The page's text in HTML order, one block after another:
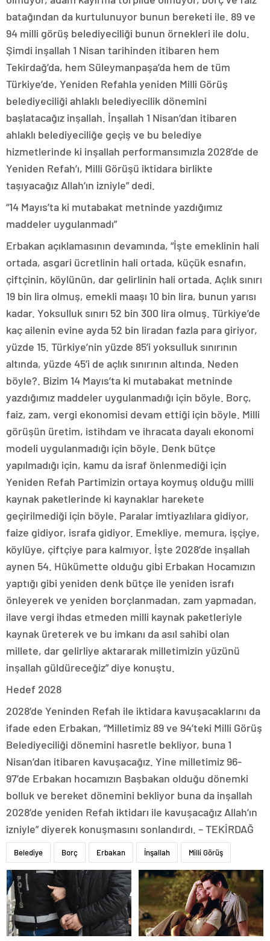
batağından da kurtulunuyor bunun bereketi ile. 89 ve
94 milli görüş belediyeciliği bunun örnekleri ile dolu.
Şimdi inşallah 1 Nisan tarihinden itibaren hem
Tekirdağ’da, hem Süleymanpaşa’da hem de tüm
Türkiye’de, Yeniden Refahla yeniden Milli Görüş
belediyeciliği ahlaklı belediyecilik dönemini
başlatacağız inşallah. İnşallah 1 Nisan’dan itibaren
ahlaklı belediyeciliğe geçiş ve bu belediye
hizmetlerinde ki inşallah performansımızla 2028’de de
Yeniden Refah’ı, Milli Görüşü iktidara birlikte
taşıyacağız Allah’ın izniyle” dedi.
“14 Mayıs’ta ki mutabakat metninde yazdığımız
maddeler uygulanmadı”
Erbakan açıklamasının devamında, “İşte emeklinin hali
ortada, asgari ücretlinin hali ortada, küçük esnafın,
çiftçinin, köylünün, dar gelirlinin hali ortada. Açlık sınırı
19 bin lira olmuş, emekli maaşı 10 bin lira, bunun yarısı
kadar. Yoksulluk sınırı 52 bin 300 lira olmuş. Türkiye’de
kaç ailenin evine ayda 52 bin liradan fazla para giriyor,
yüzde 15. Türkiye’nin yüzde 85’i yoksulluk sınırının
altında, yüzde 45’i de açlık sınırının altında. Neden
böyle?. Bizim 14 Mayıs’ta ki mutabakat metninde
yazdığımız maddeler uygulanmadığı için böyle. Borç,
faiz, zam, vergi ekonomisi devam ettiği için böyle. Milli
görüşün üretim, istihdam ve ihracata dayalı ekonomi
modeli uygulanmadığı için böyle. Denk bütçe
yapılmadığı için, kamu da israf önlenmediği için
Yeniden Refah Partimizin ortaya koymuş olduğu milli
kaynak paketlerinde ki kaynaklar harekete
geçirilmediği için böyle. Paralar imtiyazlılara gidiyor,
faize gidiyor, israfa gidiyor. Emekliye, memura, işçiye,
köylüye, çiftçiye para kalmıyor. İşte 2028’de inşallah
aynen 54. Hükümette olduğu gibi Erbakan Hocamızın
yaptığı gibi yeniden denk bütçe ile yeniden israfı
önleyerek ve yeniden borçlanmadan, zam yapmadan,
ilave vergi ihdas etmeden milli kaynak paketleriyle
kaynak üreterek ve bu imkanı da asıl sahibi olan
millete, dar gelirliye aktararak milletimizin yüzünü
inşallah güldüreceğiz” diye konuştu.
Hedef 2028
2028’de Yeninden Refah ile iktidara kavuşacaklarını da
ifade eden Erbakan, “Milletimiz 89 ve 94’teki Milli Görüş
Belediyeciliği dönemini hasretle bekliyor, buna 1
Nisan’dan itibaren kavuşacağız. Yine milletimiz 96-
97’de Erbakan hocamızın Başbakan olduğu dönemki
bolluk ve bereket dönemini bekliyor buna da inşallah
2028’de yeniden Refah iktidarı ile kavuşacağız Allah’ın
izniyle” diyerek konuşmasını sonlandırdı. – TEKİRDAĞ
Belediye Borç Erbakan İnşallah Milli Görüş